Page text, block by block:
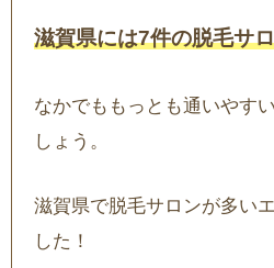
滋賀県には7件の脱毛サ
なかでももっとも通いやす
しょう。
滋賀県で脱毛サロンが多い
した！